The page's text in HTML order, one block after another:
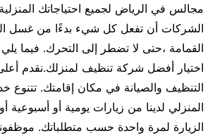
مجالس في الرياض لجميع احتياجاتك
الشركات أن تفعل كل شيء بدءًا من غسل
القمامة ،حتى لا تضطر إلى التحرك. فيما
اختيار أفضل شركة تنظيف لمنزلك.نقدم
التنظيف والصيانة في مكان إقامتك. تتنوع
المنزلي لدينا من زيارات يومية أو أسبوعية
الزيارة لمرة واحدة حسب متطلباتك.